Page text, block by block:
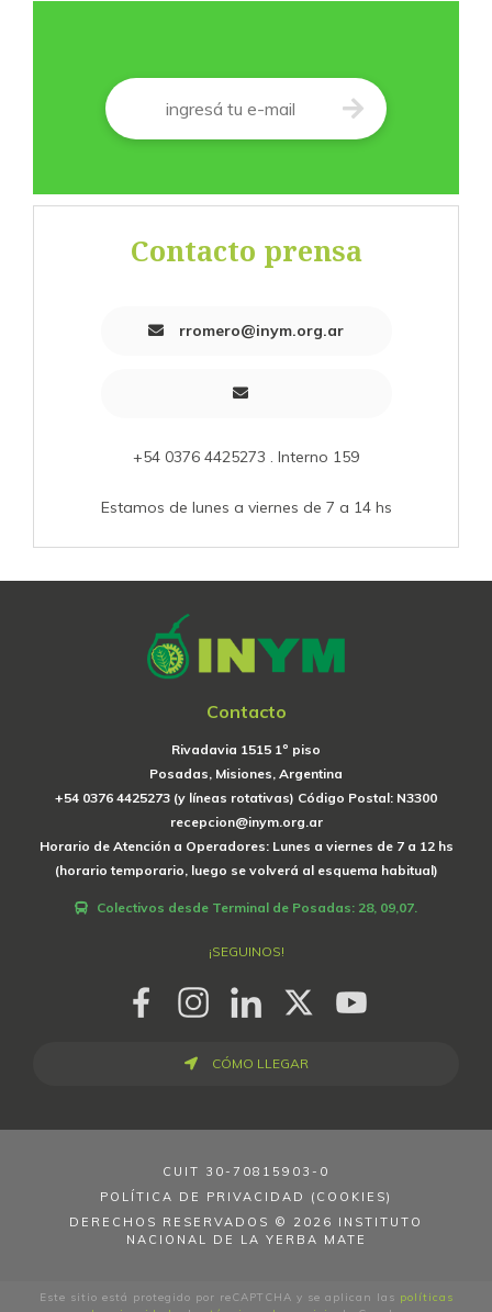
Correo
Contacto prensa
rromero@inym.org.ar
+54 0376 4425273 . Interno 159
Estamos de lunes a viernes de 7 a 14 hs
Contacto
Rivadavia 1515 1º piso
Posadas, Misiones, Argentina
+54 0376 4425273 (y líneas rotativas) Código Postal: N3300
recepcion@inym.org.ar
Horario de Atención a Operadores: Lunes a viernes de 7 a 12 hs
(horario temporario, luego se volverá al esquema habitual)
Colectivos desde Terminal de Posadas: 28, 09,07.
¡SEGUINOS!
CÓMO LLEGAR
CUIT 30-70815903-0
POLÍTICA DE PRIVACIDAD (COOKIES)
DERECHOS RESERVADOS © 2026 INSTITUTO
NACIONAL DE LA YERBA MATE
Este sitio está protegido por reCAPTCHA y se aplican las políticas